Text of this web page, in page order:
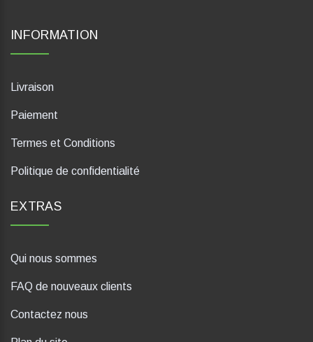
INFORMATION
Livraison
Paiement
Termes et Conditions
Politique de confidentialité
EXTRAS
Qui nous sommes
FAQ de nouveaux clients
Contactez nous